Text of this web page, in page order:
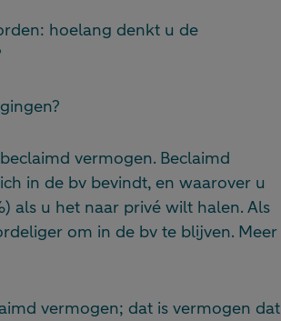
hoelang denkt u de
vermogen. Beclaimd
in de bv bevindt, en waarover u
als u het naar privé wilt halen. Als
om in de bv te blijven. Meer
vermogen; dat is vermogen dat